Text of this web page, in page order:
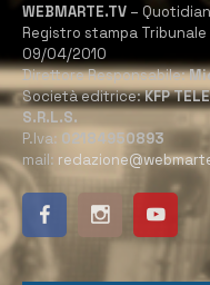
WEBMARTE.TV –
Registro stampa
09/04/2010
Direttore Responsabile:
Società editrice:KFP
S.R.L.S.
P.Iva: 02184950893
mail: